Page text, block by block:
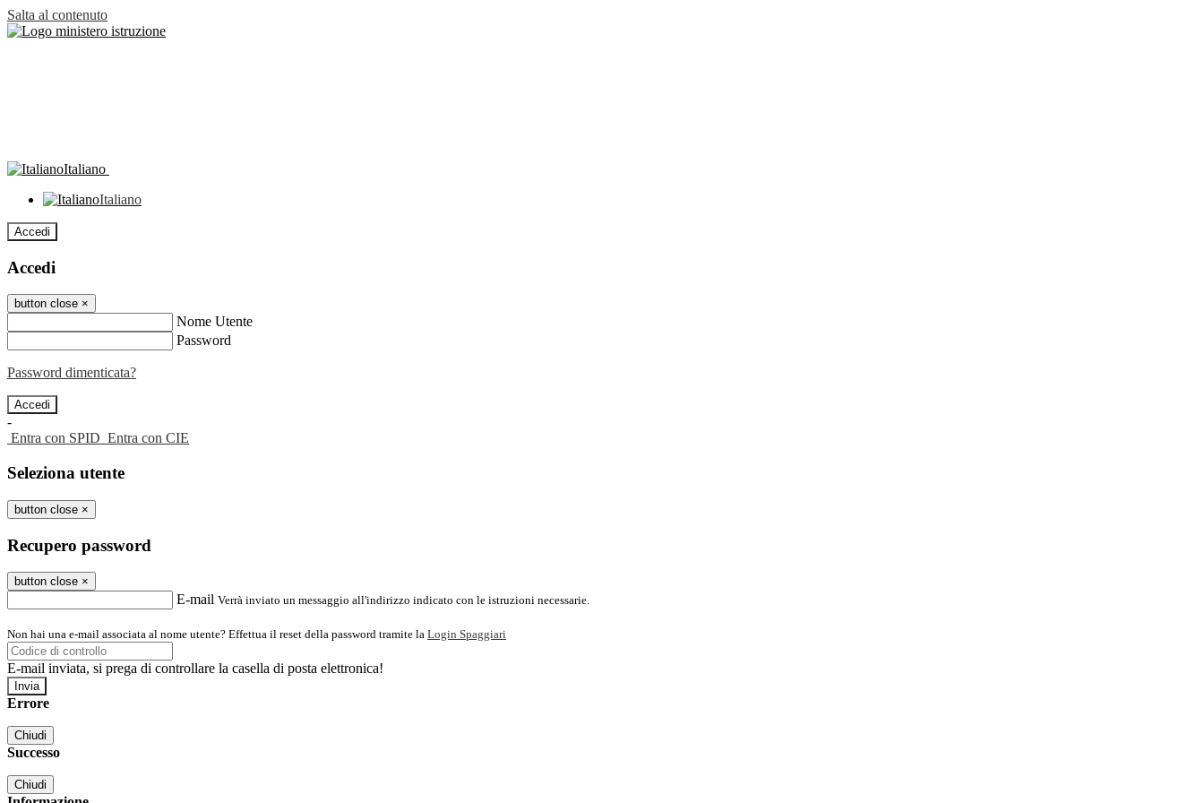
Salta al contenuto
Italiano
Italiano
Accedi
Accedi
button close ×
Nome Utente
Password
Password dimenticata?
-
Entra con SPID Entra con CIE
Seleziona utente
button close ×
Recupero password
button close ×
E-mail Verrà inviato un messaggio all'indirizzo indicato con le istruzioni necessarie.
Non hai una e-mail associata al nome utente? Effettua il reset della password tramite la Login Spaggiari
E-mail inviata, si prega di controllare la casella di posta elettronica!
Errore
Chiudi
Successo
Chiudi